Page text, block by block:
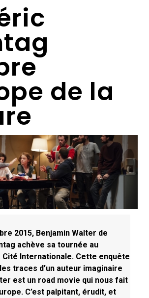
de la
2015, Benjamin Walter de
achève sa tournée au
Cité Internationale. Cette enquête
traces d’un auteur imaginaire
est un road movie qui nous fait
C’est palpitant, érudit, et